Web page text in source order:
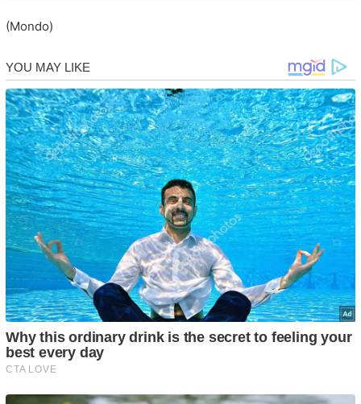
(Mondo)